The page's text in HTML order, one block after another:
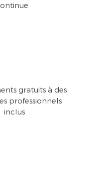
gratuits à des
professionnels
inclus